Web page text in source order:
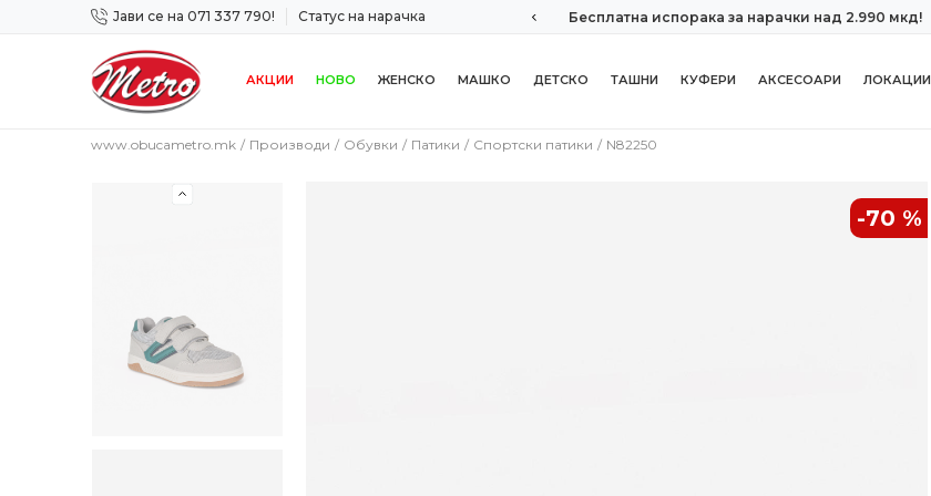
Јави се на 071 337 790! Статус на нарачка
Сигурно плаќање со платежна картичка! Бесплатна испорака за нарачки над 2.990 мкд!
АКЦИИ НОВО ЖЕНСКО МАШКО ДЕТСКО ТАШНИ КУФЕРИ АКСЕСОАРИ ЛОКАЦИИ
www.obucametro.mk Производи Обувки Патики Спортски патики N82250
-70 %